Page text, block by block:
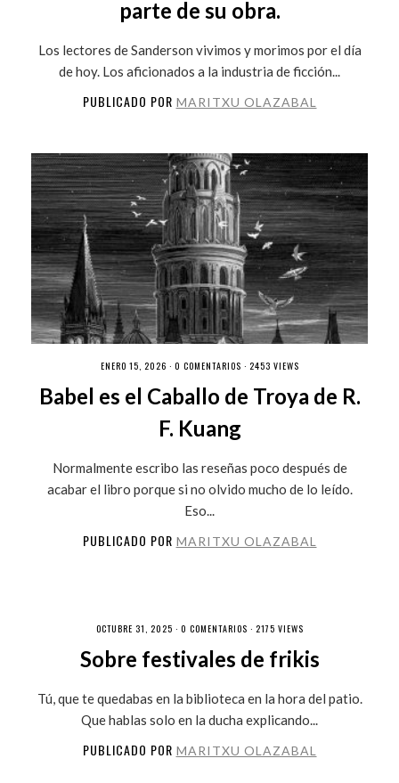
parte de su obra.
Los lectores de Sanderson vivimos y morimos por el día
de hoy. Los aficionados a la industria de ficción...
PUBLICADO POR MARITXU OLAZABAL
ENERO 15, 2026 · 0 COMENTARIOS · 2453 VIEWS
Babel es el Caballo de Troya de R.
F. Kuang
Normalmente escribo las reseñas poco después de
acabar el libro porque si no olvido mucho de lo leído.
Eso...
PUBLICADO POR MARITXU OLAZABAL
OCTUBRE 31, 2025 · 0 COMENTARIOS · 2175 VIEWS
Sobre festivales de frikis
Tú, que te quedabas en la biblioteca en la hora del patio.
Que hablas solo en la ducha explicando...
PUBLICADO POR MARITXU OLAZABAL